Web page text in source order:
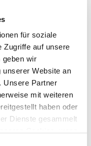
für soziale
Zugriffe auf unsere
geben wir
unserer Website an
Unsere Partner
mit weiteren
haben oder
Dienste gesammelt
verharrt auch
nur noch 255.
Apothekerkammer